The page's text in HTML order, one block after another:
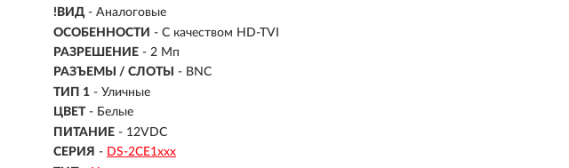
!ВИД - Аналоговые
ОСОБЕННОСТИ - С качеством HD-TVI
РАЗРЕШЕНИЕ - 2 Мп
РАЗЪЕМЫ / СЛОТЫ
- BNC
ТИП 1 - Уличные
ЦВЕТ - Белые
ПИТАНИЕ - 12VDC
СЕРИЯ - DS-2CE1ххх